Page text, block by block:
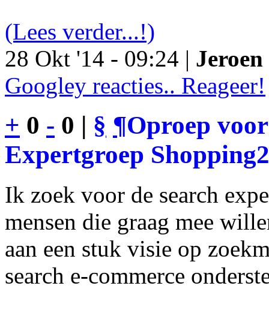
(Lees verder...!)
28 Okt '14 - 09:24 |
Googley reacties.. Reageer!
+ 0 - 0 | § ¶Oproep
Expertgroep
Ik zoek voor de search
mensen die graag mee
aan een stuk visie op
search e-commerce